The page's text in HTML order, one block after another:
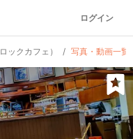
ログイン
ックカフェ） 写真・動画一覧